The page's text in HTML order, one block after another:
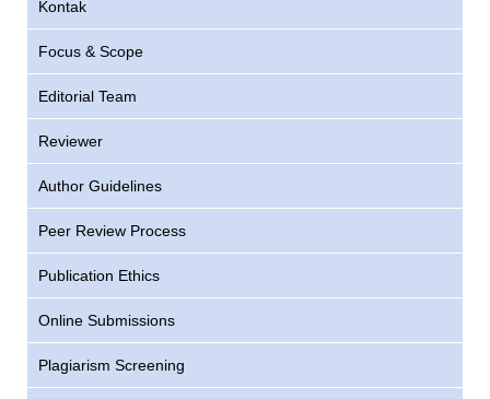
Kontak
Focus & Scope
Editorial Team
Reviewer
Author Guidelines
Peer Review Process
Publication Ethics
Online Submissions
Plagiarism Screening